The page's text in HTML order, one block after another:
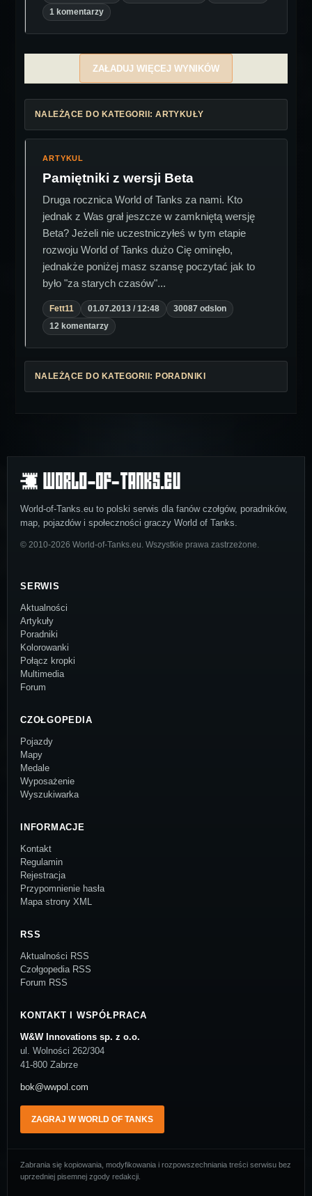
1 komentarzy
ZAŁADUJ WIĘCEJ WYNIKÓW
NALEŻĄCE DO KATEGORII: ARTYKUŁY
ARTYKUL
Pamiętniki z wersji Beta
Druga rocznica World of Tanks za nami. Kto
jednak z Was grał jeszcze w zamkniętą wersję
Beta? Jeżeli nie uczestniczyłeś w tym etapie
rozwoju World of Tanks dużo Cię ominęło,
jednakże poniżej masz szansę poczytać jak to
było "za starych czasów"...
Fett11 01.07.2013 / 12:48
30087 odslon
12 komentarzy
NALEŻĄCE DO KATEGORII: PORADNIKI
World-of-Tanks.eu to polski serwis dla fanów czołgów, poradników,
map, pojazdów i społeczności graczy World of Tanks.
© 2010-2026 World-of-Tanks.eu. Wszystkie prawa zastrzeżone.
SERWIS
Aktualności
Artykuły
Poradniki
Kolorowanki
Połącz kropki
Multimedia
Forum
CZOŁGOPEDIA
Pojazdy
Mapy
Medale
Wyposażenie
Wyszukiwarka
INFORMACJE
Kontakt
Regulamin
Rejestracja
Przypomnienie hasła
Mapa strony XML
RSS
Aktualności RSS
Czołgopedia RSS
Forum RSS
KONTAKT I WSPÓŁPRACA
W&W Innovations sp. z o.o.
ul. Wolności 262/304
41-800 Zabrze
bok@wwpol.com
ZAGRAJ W WORLD OF TANKS
Zabrania się kopiowania, modyfikowania i rozpowszechniania treści serwisu bez
uprzedniej pisemnej zgody redakcji.